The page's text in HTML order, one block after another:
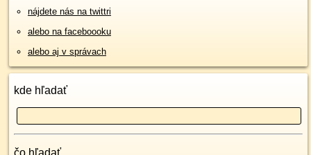
nájdete nás na twittri
alebo na faceboooku
alebo aj v správach
kde hľadať
čo hľadať